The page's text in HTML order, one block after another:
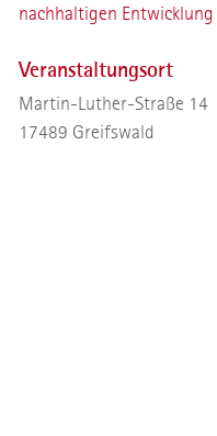
nachhaltigen Entwicklung
Veranstaltungsort
Martin-Luther-Straße 14
17489 Greifswald